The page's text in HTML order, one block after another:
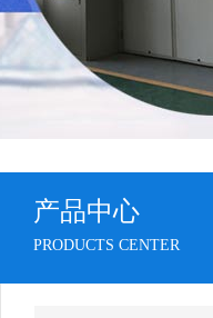
产品中心
PRODUCTS CENTER